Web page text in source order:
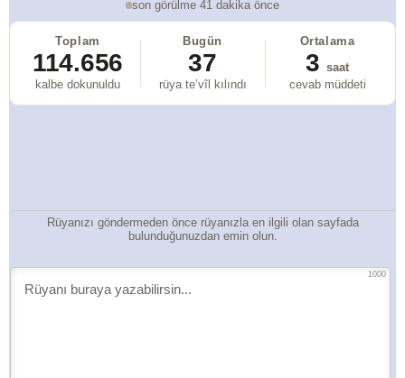
son görülme 41 dakika önce
Toplam
114.656
kalbe dokunuldu
Bugün
37
rüya te’vîl kılındı
Ortalama
3 saat
cevab müddeti
Rüyanızı göndermeden önce rüyanızla en ilgili olan sayfada
bulunduğunuzdan emin olun.
1000